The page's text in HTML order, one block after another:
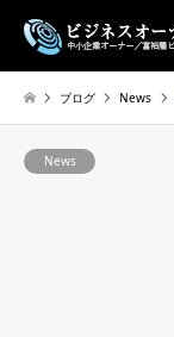
ブログ News
News